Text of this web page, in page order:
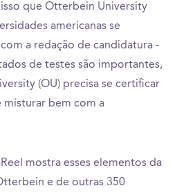
que Otterbein University
americanas se
a redação de candidatura -
de testes são importantes,
(OU) precisa se certificar
misturar bem com a
mostra esses elementos da
e de outras 350